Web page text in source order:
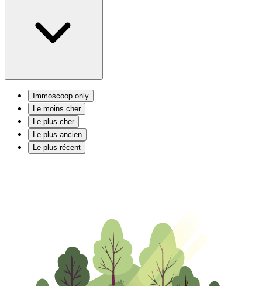
Immoscoop only
Le moins cher
Le plus cher
Le plus ancien
Le plus récent